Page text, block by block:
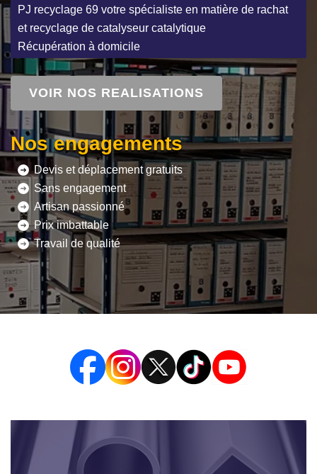
PJ recyclage 69 votre spécialiste en matière de rachat
et recyclage de catalyseur catalytique
Récupération à domicile
VOIR NOS REALISATIONS
Nos engagements
Devis et déplacement gratuits
Sans engagement
Artisan passionné
Prix imbattable
Travail de qualité